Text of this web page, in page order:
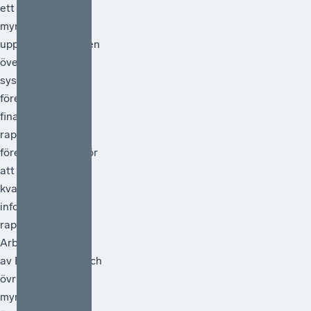
ett antal
myndigheter i
uppdrag att göra en
översyn av
systemet för
företagens
finansiella
rapportering och
föreslå åtgärder för
att förstärka
kvaliteten i den
information som
rapporteras.
Arbetet ska ledas
av Bolagsverket och
övriga deltagande
myndigheter är